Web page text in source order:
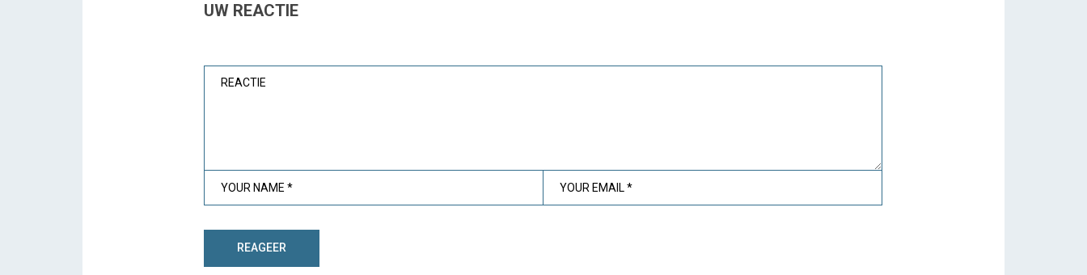
UW REACTIE